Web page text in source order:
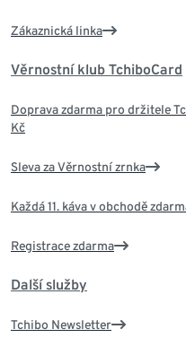
Zákaznická linka
Věrnostní klub TchiboCard
Doprava zdarma pro držitele
Kč
Sleva za Věrnostní zrnka
Každá 11. káva v obchodě
Registrace zdarma
Další služby
Tchibo Newsletter